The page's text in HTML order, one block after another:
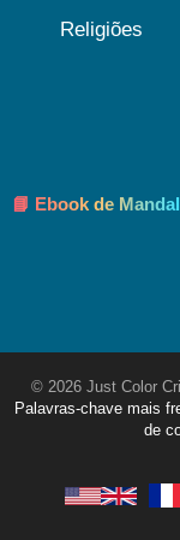
Religiões
📘 Ebook de
© 2026 Just Color
Palavras-chave mais
de